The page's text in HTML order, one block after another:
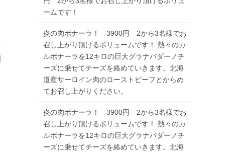
ームです！
炎の肉ボナーラ！ 3900円 2から3名様でお
召し上がり頂けるボリュームです！ 熱々のカ
ルボナーラを12キロの巨大グラナパダーノチ
ーズに乗せてチーズを絡めていきます。北海
道産サーロイン肉のローストビーフとからめ
てお召し上がりください。
炎の肉ボナーラ！ 3900円 2から3名様でお
召し上がり頂けるボリュームです！ 熱々のカ
ルボナーラを12キロの巨大グラナパダーノチ
ーズに乗せてチーズを絡めていきます。北海